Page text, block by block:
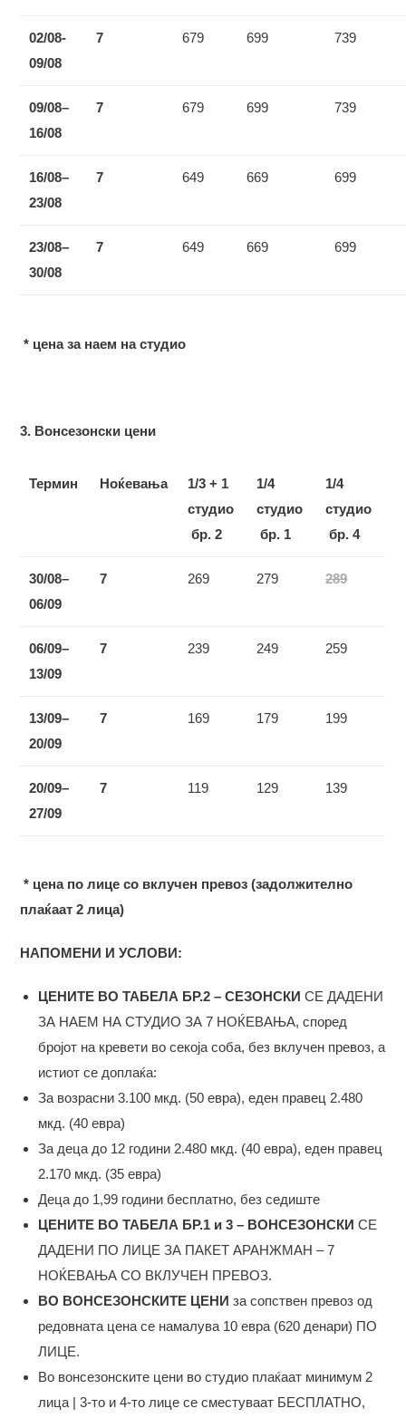
02/08-
09/08
7 679 699 739
09/08–
16/08
7 679 699 739
16/08–
23/08
7 649 669 699
23/08–
30/08
7 649 669 699
* цена за наем на студио
3. Вонсезонски цени
Термин Ноќевања
1/3 + 1
студио
бр. 2
1/4
студио
бр. 1
1/4
студио
бр. 4
30/08–
06/09
7 269 279 289
06/09–
13/09
7 239 249 259
13/09–
20/09
7 169 179 199
20/09–
27/09
7 119 129 139
* цена по лице со вклучен превоз (задолжително
плаќаат 2 лица)
НАПОМЕНИ И УСЛОВИ:
ЦЕНИТЕ ВО ТАБЕЛА БР.2 – СЕЗОНСКИ СЕ ДАДЕНИ
ЗА НАЕМ НА СТУДИО ЗА 7 НОЌЕВАЊА, според
бројот на кревети во секоја соба, без вклучен превоз, а
истиот се доплаќа:
За возрасни 3.100 мкд. (50 евра), еден правец 2.480
мкд. (40 евра)
За деца до 12 години 2.480 мкд. (40 евра), еден правец
2.170 мкд. (35 евра)
Деца до 1,99 години бесплатно, без седиште
ЦЕНИТЕ ВО ТАБЕЛА БР.1 и 3 – ВОНСЕЗОНСКИ СЕ
ДАДЕНИ ПО ЛИЦЕ ЗА ПАКЕТ АРАНЖМАН – 7
НОЌЕВАЊА СО ВКЛУЧЕН ПРЕВОЗ.
ВО ВОНСЕЗОНСКИТЕ ЦЕНИ за сопствен превоз од
редовната цена се намалува 10 евра (620 денари) ПО
ЛИЦЕ.
Во вонсезонските цени во студио плаќаат минимум 2
лица | 3-то и 4-то лице се сместуваат БЕСПЛАТНО,